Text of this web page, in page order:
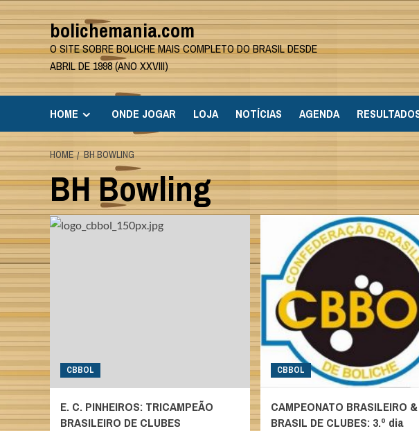
Skip
to
content
bolichemania.com
O SITE SOBRE BOLICHE MAIS COMPLETO DO BRASIL DESDE
ABRIL DE 1998 (ANO XXVIII)
HOME ONDE JOGAR LOJA NOTÍCIAS AGENDA
HOME BH BOWLING
BH Bowling
CBBOL
E. C. PINHEIROS: TRICAMPEÃO
BRASILEIRO DE CLUBES
CBBOL
CAMPEONATO BRASILEIRO
BRASIL DE CLUBES: 3.º dia